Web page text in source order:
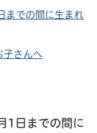
までの間に生まれ
子さんへ
1日までの間に